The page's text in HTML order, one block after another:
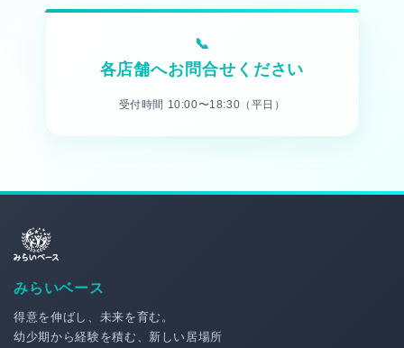
各店舗へお問合せください
受付時間 10:00〜18:30（平日）
みらいベース
得意を伸ばし、未来を育む。
幼少期から経験を積む、新しい居場所